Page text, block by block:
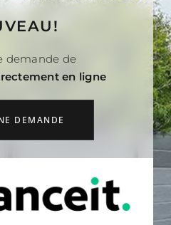
demande de
en ligne
DEMANDE